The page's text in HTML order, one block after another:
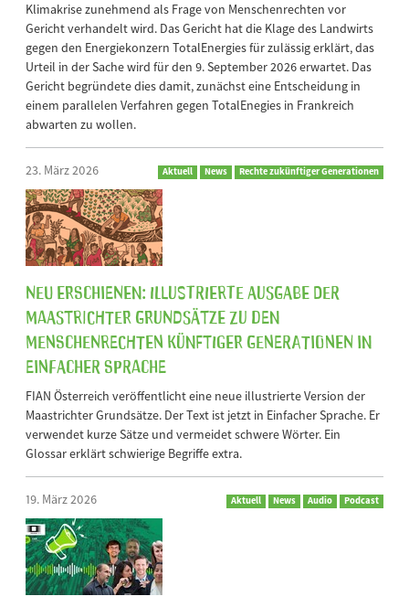
Klimakrise zunehmend als Frage von Menschenrechten vor
Gericht verhandelt wird. Das Gericht hat die Klage des Landwirts
gegen den Energiekonzern TotalEnergies für zulässig erklärt, das
Urteil in der Sache wird für den 9. September 2026 erwartet. Das
Gericht begründete dies damit, zunächst eine Entscheidung in
einem parallelen Verfahren gegen TotalEnegies in Frankreich
abwarten zu wollen.
23. März 2026 Aktuell News Rechte zukünftiger Generationen
Neu erschienen: Illustrierte Ausgabe der
Maastrichter Grundsätze zu den
Menschenrechten künftiger Generationen in
Einfacher Sprache
FIAN Österreich veröffentlicht eine neue illustrierte Version der
Maastrichter Grundsätze. Der Text ist jetzt in Einfacher Sprache. Er
verwendet kurze Sätze und vermeidet schwere Wörter. Ein
Glossar erklärt schwierige Begriffe extra.
19. März 2026 Aktuell News Audio Podcast